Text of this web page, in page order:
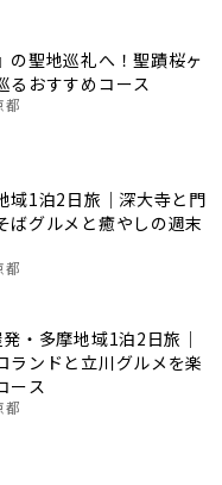
の聖地巡礼へ！聖蹟桜ヶ
るおすすめコース
都
域1泊2日旅｜深大寺と門
ばグルメと癒やしの週末
都
発・多摩地域1泊2日旅｜
ランドと立川グルメを楽
ース
都